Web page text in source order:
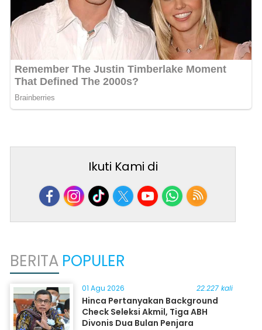
Ikuti Kami di
BERITA POPULER
01 Agu 2026 22.227 kali
Hinca Pertanyakan Background
Check Seleksi Akmil, Tiga ABH
Divonis Dua Bulan Penjara